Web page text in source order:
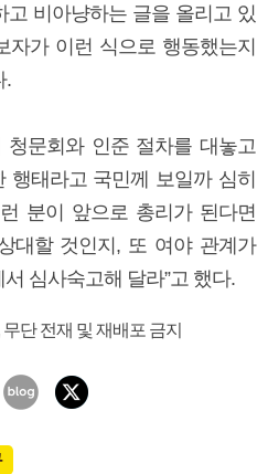
고 비아냥하는 글을 올리고 있
자가 이런 식으로 행동했는지
.
청문회와 인준 절차를 대놓고
행태라고 국민께 보일까 심히
분이 앞으로 총리가 된다면
대할 것인지, 또 여야 관계가
심사숙고해 달라”고 했다.
단 전재 및 재배포 금지